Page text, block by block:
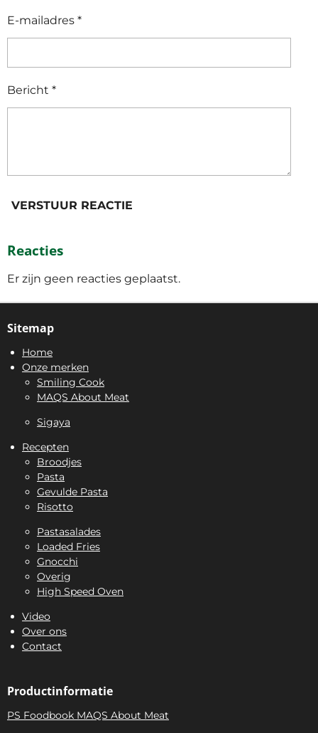
E-mailadres *
Bericht *
VERSTUUR REACTIE
Reacties
Er zijn geen reacties geplaatst.
Sitemap
Home
Onze merken
Smiling Cook
MAQS About Meat
Sigaya
Recepten
Broodjes
Pasta
Gevulde Pasta
Risotto
Pastasalades
Loaded Fries
Gnocchi
Overig
High Speed Oven
Video
Over ons
Contact
Productinformatie
PS Foodbook MAQS About Meat